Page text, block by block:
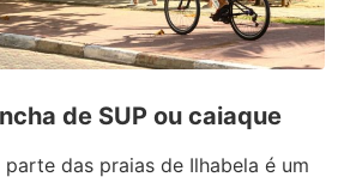
de SUP ou caiaque
das praias de Ilhabela é um